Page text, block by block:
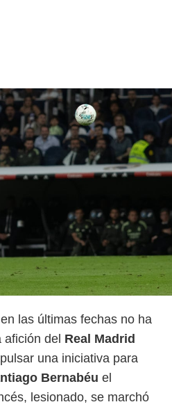
en las últimas fechas no ha
del Real Madrid
una iniciativa para
Bernabéu el
lesionado, se marchó